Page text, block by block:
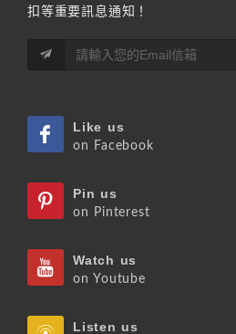
扣等重要訊息通知！
Like us
on Facebook
Pin us
on Pinterest
Watch us
on Youtube
Listen us